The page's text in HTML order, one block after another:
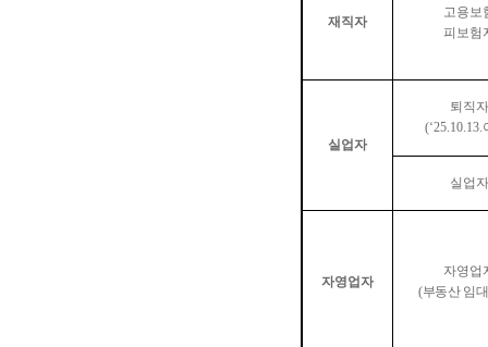
재직자
고용보
피보험
실업자
퇴직자
(‘25.10.13.
실업자
자영업자
자영업
(부동산 임